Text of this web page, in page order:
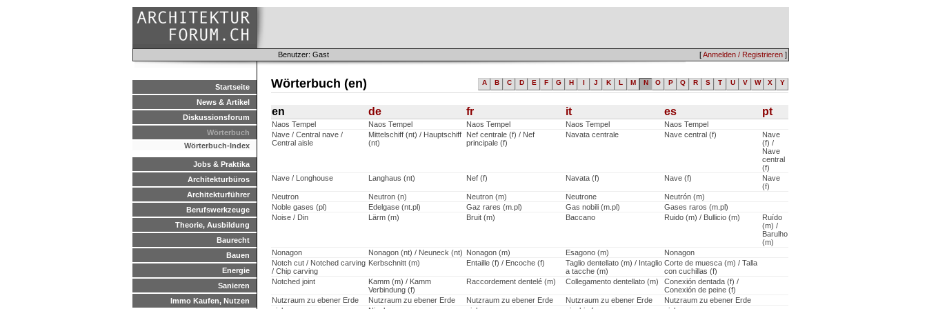
[Anmelden / Registrieren ]
Benutzer: Gast
Startseite
News & Artikel
Diskussionsforum
Wörterbuch
Wörterbuch-Index
Jobs & Praktika
Architekturbüros
Architekturführer
Berufswerkzeuge
Theorie, Ausbildung
Baurecht
Bauen
Energie
Sanieren
Immo Kaufen, Nutzen
Wörterbuch (en) A B C D E F G H I J K L M N O P Q R S T U V W X Y
en de fr it es pt
Naos Tempel Naos Tempel Naos Tempel Naos Tempel
Naos Tempel
Nave / Central nave /
Central aisle
Mittelschiff (nt) / Hauptschiff
(nt)
Nef centrale (f) / Nef
principale (f)
Navata centrale Nave central (f)
Nave
(f) /
Nave
central
(f)
Nave / Longhouse
Langhaus (nt) Nef (f) Navata (f) Nave (f)
Nave
(f)
Neutron
Neutron (n) Neutron (m) Neutrone
Neutrón (m)
Noble gases (pl)
Edelgase (nt.pl) Gaz rares (m.pl) Gas nobili (m.pl)
Gases raros (m.pl)
Noise / Din
Lärm (m) Bruit (m) Baccano Ruido (m) / Bullicio (m)
Ruído
(m) /
Barulho
(m)
Nonagon
Nonagon (nt) / Neuneck (nt) Nonagon (m) Esagono (m)
Nonagon
Notch cut / Notched carving
/ Chip carving
Kerbschnitt (m) Entaille (f) / Encoche (f)
Taglio dentellato (m) / Intaglio
a tacche (m)
Corte de muesca (m) / Talla
con cuchillas (f)
Notched joint
Kamm (m) / Kamm
Verbindung (f)
Raccordement dentelé (m) Collegamento dentellato (m)
Conexión dentada (f) /
Conexión de peine (f)
Nutzraum zu ebener Erde
Nutzraum zu ebener Erde Nutzraum zu ebener Erde Nutzraum zu ebener Erde
Nutzraum zu ebener Erde